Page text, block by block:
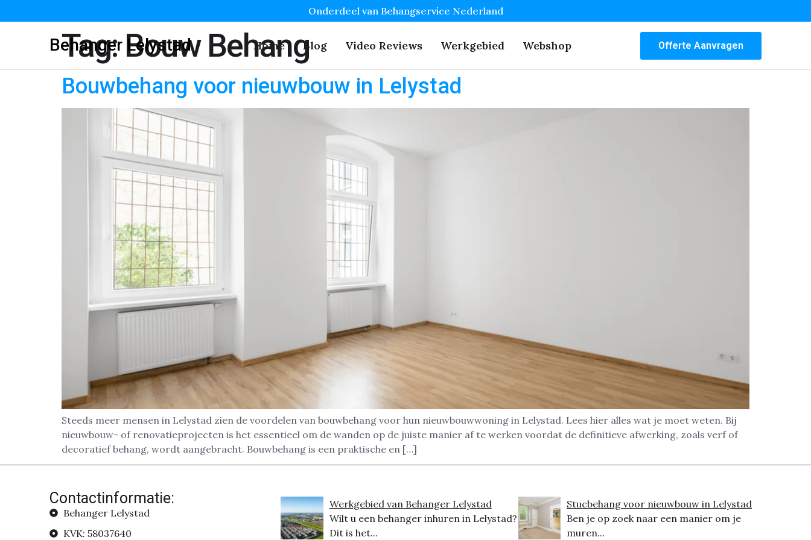
Onderdeel van Behangservice Nederland
Behanger Lelystad Home Blog Video Reviews Werkgebied Webshop Offerte Aanvragen
Tag:Bouw Behang
Bouwbehang voor nieuwbouw in Lelystad
Steeds meer mensen in Lelystad zien de voordelen van bouwbehang voor hun nieuwbouwwoning in Lelystad. Lees hier alles wat je moet weten. Bij
nieuwbouw- of renovatieprojecten is het essentieel om de wanden op de juiste manier af te werken voordat de definitieve afwerking, zoals verf of
decoratief behang, wordt aangebracht. Bouwbehang is een praktische en […]
Contactinformatie:
Behanger Lelystad
KVK: 58037640
Werkgebied van Behanger Lelystad
Wilt u een behanger inhuren in Lelystad?
Dit is het...
Stucbehang voor nieuwbouw in Lelystad
Ben je op zoek naar een manier om je
muren...